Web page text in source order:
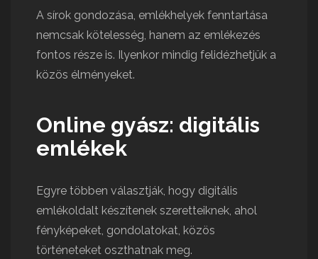
A sírok gondozása, emlékhelyek fenntartása
nemcsak kötelesség, hanem az emlékezés
fontos része is. Ilyenkor mindig felidézhetjük a
közös élményeket.
Online gyász: digitális
emlékek
Egyre többen választják, hogy digitális
emlékoldalt készítenek szeretteiknek, ahol
fényképeket, gondolatokat, közös
történeteket oszthatnak meg.